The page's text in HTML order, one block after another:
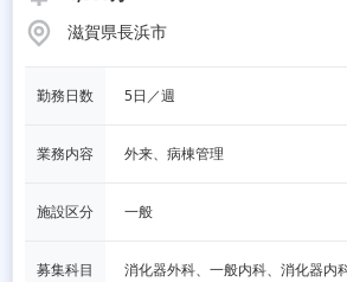
滋賀県長浜市
勤務日数 5日／週
業務内容 外来、病棟管理
施設区分 一般
募集科目